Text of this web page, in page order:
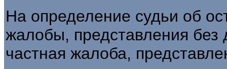
На определение судьи об
жалобы, представления
частная жалоба,